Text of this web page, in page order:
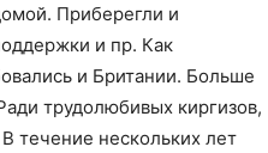
Приберегли и
и пр. Как
и Британии. Больше
трудолюбивых киргизов,
течение нескольких лет